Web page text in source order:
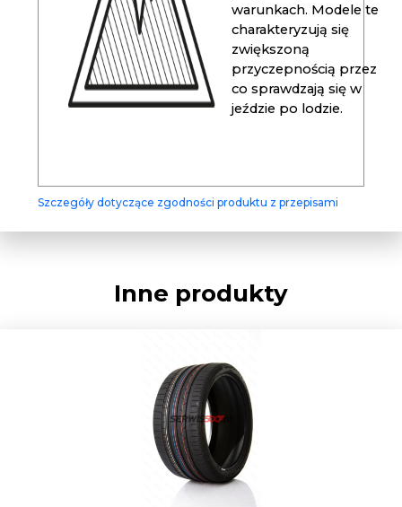
warunkach. Modele te
charakteryzują się
zwiększoną
przyczepnością przez
co sprawdzają się w
jeździe po lodzie.
Szczegóły dotyczące zgodności produktu z przepisami
Inne produkty